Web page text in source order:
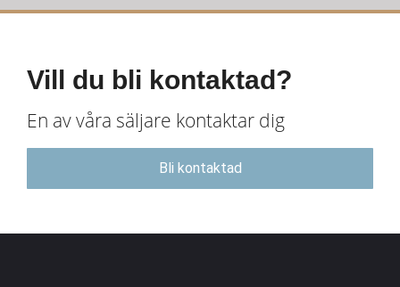
Vill du bli kontaktad?
En av våra säljare kontaktar dig
Bli kontaktad